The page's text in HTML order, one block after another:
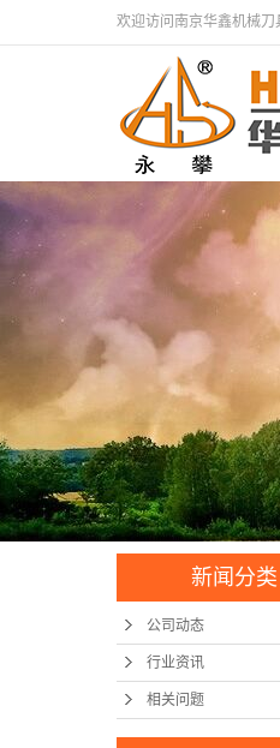
欢迎访问南京华鑫机械刀
新闻分类
公司动态
行业资讯
相关问题